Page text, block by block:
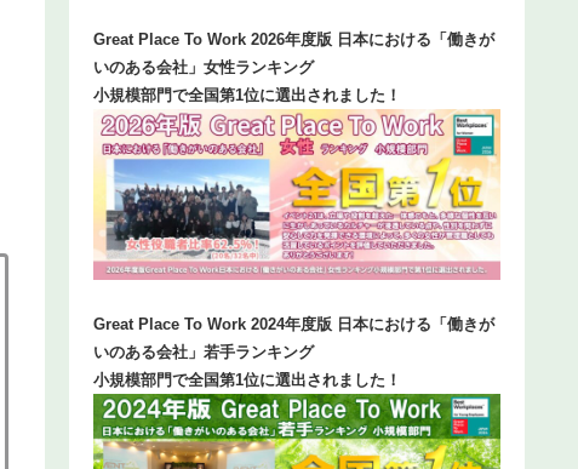
Great Place To Work 2026年度版 日本における「働きが
いのある会社」女性ランキング
小規模部門で全国第1位に選出されました！
Great Place To Work 2024年度版 日本における「働きが
いのある会社」若手ランキング
小規模部門で全国第1位に選出されました！